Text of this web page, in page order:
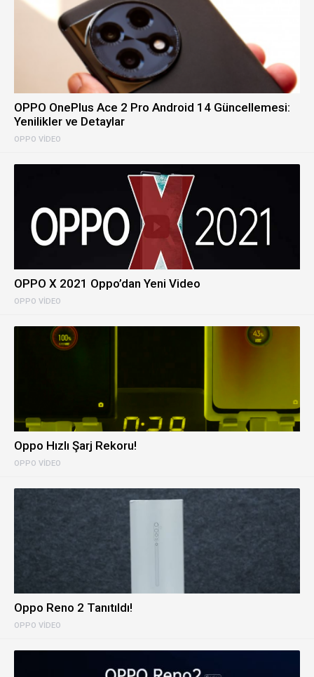
OPPO VIDEO
OPPO OnePlus Ace 2 Pro Android 14 Güncellemesi:
Yenilikler ve Detaylar
OPPO VIDEO
OPPO X 2021 Oppo’dan Yeni Video
OPPO VIDEO
Oppo Hızlı Şarj Rekoru!
OPPO VIDEO
Oppo Reno 2 Tanıtıldı!